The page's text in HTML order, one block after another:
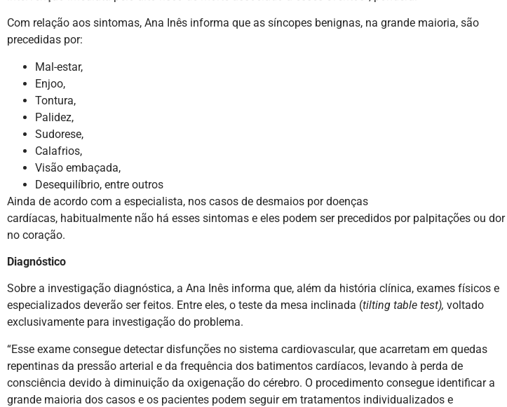
Com relação aos sintomas, Ana Inês informa que as síncopes benignas, na grande maioria, são
precedidas por:
Mal-estar,
Enjoo,
Tontura,
Palidez,
Sudorese,
Calafrios,
Visão embaçada,
Desequilíbrio, entre outros
Ainda de acordo com a especialista, nos casos de desmaios por doenças
cardíacas, habitualmente não há esses sintomas e eles podem ser precedidos por palpitações ou dor
no coração.
Diagnóstico
Sobre a investigação diagnóstica, a Ana Inês informa que, além da história clínica, exames físicos e
especializados deverão ser feitos. Entre eles, o teste da mesa inclinada (tilting table test), voltado
exclusivamente para investigação do problema.
“Esse exame consegue detectar disfunções no sistema cardiovascular, que acarretam em quedas
repentinas da pressão arterial e da frequência dos batimentos cardíacos, levando à perda de
consciência devido à diminuição da oxigenação do cérebro. O procedimento consegue identificar a
grande maioria dos casos e os pacientes podem seguir em tratamentos individualizados e